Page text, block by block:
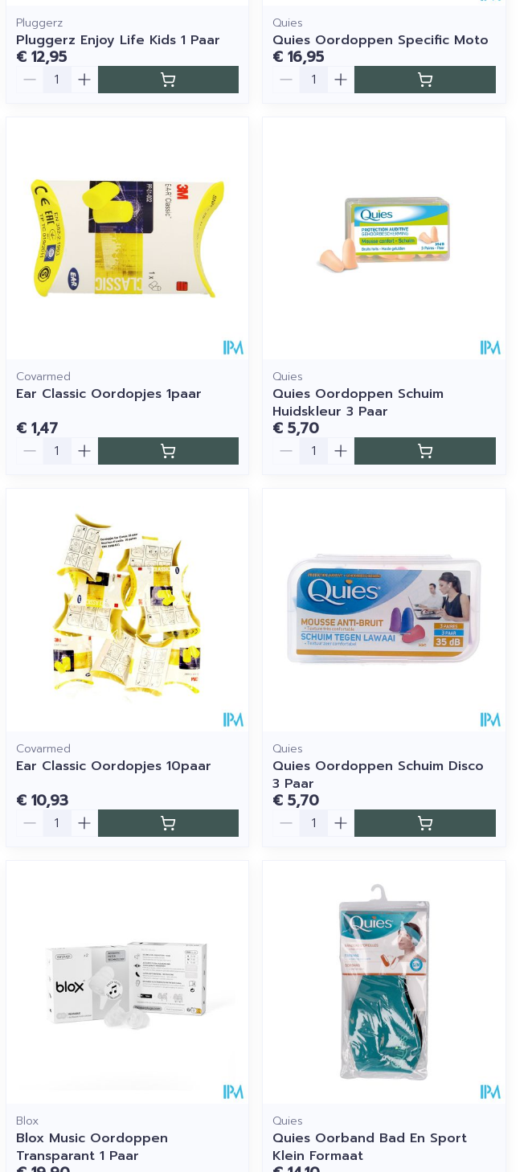
Pluggerz
Pluggerz Enjoy Life Kids 1 Paar
€ 12,95
Aantal
Quies
Quies Oordoppen Specific Moto
€ 16,95
Aantal
Covarmed
Ear Classic Oordopjes 1paar
€ 1,47
Aantal
Quies
Quies Oordoppen Schuim
Huidskleur 3 Paar
€ 5,70
Aantal
Covarmed
Ear Classic Oordopjes 10paar
€ 10,93
Aantal
Quies
Quies Oordoppen Schuim Disco
3 Paar
€ 5,70
Aantal
Blox
Blox Music Oordoppen
Transparant 1 Paar
Quies
Quies Oorband Bad En Sport
Klein Formaat